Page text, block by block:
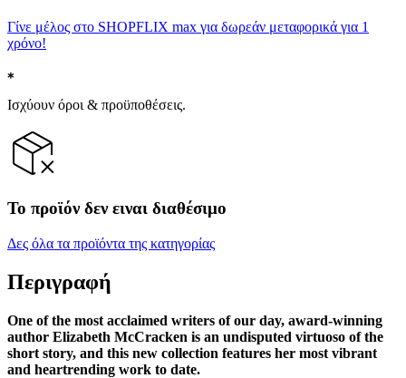
Γίνε μέλος στο SHOPFLIX max για δωρεάν μεταφορικά για 1
χρόνο!
Ισχύουν όροι & προϋποθέσεις.
Το προϊόν δεν ειναι διαθέσιμο
Δες όλα τα προϊόντα της κατηγορίας
Περιγραφή
One of the most acclaimed writers of our day, award-winning
author Elizabeth McCracken is an undisputed virtuoso of the
short story, and this new collection features her most vibrant
and heartrending work to date.